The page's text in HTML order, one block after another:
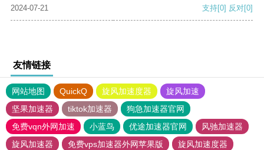
2024-07-21
支持[0] 反对[0]
友情链接
网站地图 QuickQ 旋风加速度器
旋风加速
坚果加速器
tiktok加速器
狗急加速器官网
免费vqn外网加速
小蓝鸟 优途加速器官网
风驰加速器
旋风加速器
免费vps加速器外网苹果版
旋风加速度器